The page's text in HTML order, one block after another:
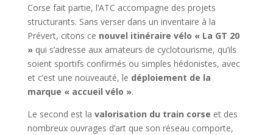
Corse fait partie, l’ATC accompagne des projets
structurants. Sans verser dans un inventaire à la
Prévert, citons ce nouvel itinéraire vélo « La GT 20
»qui s’adresse aux amateurs de cyclotourisme, qu’ils
soient sportifs confirmés ou simples hédonistes, avec
et c’est une nouveauté, le déploiement de la
marque « accueil vélo ».
Le second est la valorisation du train corse et des
nombreux ouvrages d’art que son réseau comporte,